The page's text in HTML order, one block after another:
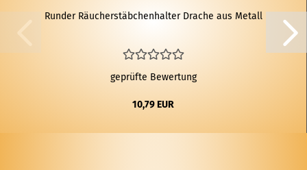
Run­der Räu­cher­stäb­chen­hal­ter Dra­che aus Me­tall
geprüfte Bewertung
10,79 EUR